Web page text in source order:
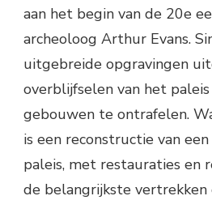
aan het begin van de 20e
archeoloog Arthur Evans.
uitgebreide opgravingen
overblijfselen van het
gebouwen te ontrafelen.
is een reconstructie van
paleis, met restauraties en
de belangrijkste vertrekken